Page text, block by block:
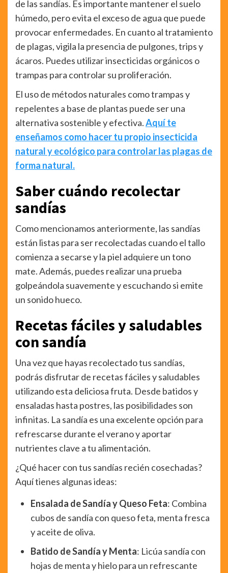
de las sandías. Es importante mantener el suelo
húmedo, pero evita el exceso de agua que puede
provocar enfermedades. En cuanto al tratamiento
de plagas, vigila la presencia de pulgones, trips y
ácaros. Puedes utilizar insecticidas orgánicos o
trampas para controlar su proliferación.
El uso de métodos naturales como trampas y
repelentes a base de plantas puede ser una
alternativa sostenible y efectiva.Aquí te
enseñamos como hacer tu propio insecticida
natural y ecológico para controlar las plagas de
forma natural.
Saber cuándo recolectar
sandías
Como mencionamos anteriormente, las sandías
están listas para ser recolectadas cuando el tallo
comienza a secarse y la piel adquiere un tono
mate. Además, puedes realizar una prueba
golpeándola suavemente y escuchando si emite
un sonido hueco.
Recetas fáciles y saludables
con sandía
Una vez que hayas recolectado tus sandías,
podrás disfrutar de recetas fáciles y saludables
utilizando esta deliciosa fruta. Desde batidos y
ensaladas hasta postres, las posibilidades son
infinitas. La sandía es una excelente opción para
refrescarse durante el verano y aportar
nutrientes clave a tu alimentación.
¿Qué hacer con tus sandías recién cosechadas?
Aquí tienes algunas ideas:
Ensalada de Sandía y Queso Feta: Combina
cubos de sandía con queso feta, menta fresca
y aceite de oliva.
Batido de Sandía y Menta: Licúa sandía con
hojas de menta y hielo para un refrescante